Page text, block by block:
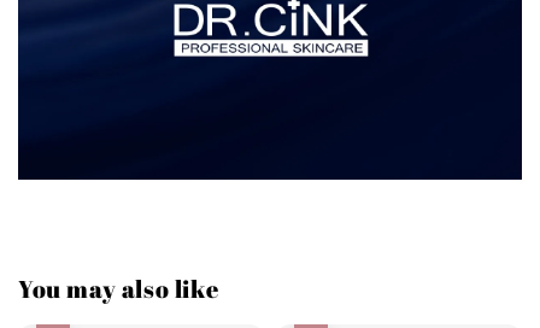
You may also like